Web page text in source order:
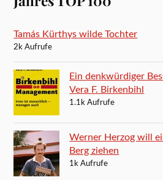
Tamás Kürthys wilde Tochter
2k Aufrufe
Ein denkwürdiger
Vera F. Birkenbihl
1.1k Aufrufe
Werner Herzog will
Berg ziehen
1k Aufrufe